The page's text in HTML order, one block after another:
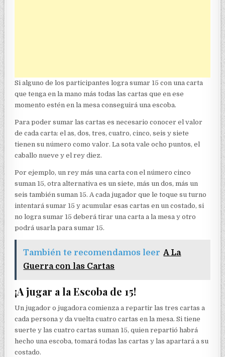
Si alguno de los participantes logra sumar 15 con una carta
que tenga en la mano más todas las cartas que en ese
momento estén en la mesa conseguirá una escoba.
Para poder sumar las cartas es necesario conocer el valor
de cada carta: el as, dos, tres, cuatro, cinco, seis y siete
tienen su número como valor. La sota vale ocho puntos, el
caballo nueve y el rey diez.
Por ejemplo, un rey más una carta con el número cinco
suman 15, otra alternativa es un siete, más un dos, más un
seis también suman 15. A cada jugador que le toque su turno
intentará sumar 15 y acumular esas cartas en un costado, si
no logra sumar 15 deberá tirar una carta a la mesa y otro
podrá usarla para sumar 15.
También te recomendamos leer A La
Guerra con las Cartas
¡A jugar a la Escoba de 15!
Un jugador o jugadora comienza a repartir las tres cartas a
cada persona y da vuelta cuatro cartas en la mesa. Si tiene
suerte y las cuatro cartas suman 15, quien repartió habrá
hecho una escoba, tomará todas las cartas y las apartará a su
costado.